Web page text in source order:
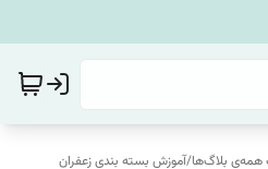
بلاگ‌ها/آموزش بسته بندی زعفران